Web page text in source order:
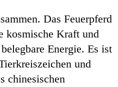
Das Feuerpferd
kosmische Kraft und
Energie. Es ist
und
chinesischen